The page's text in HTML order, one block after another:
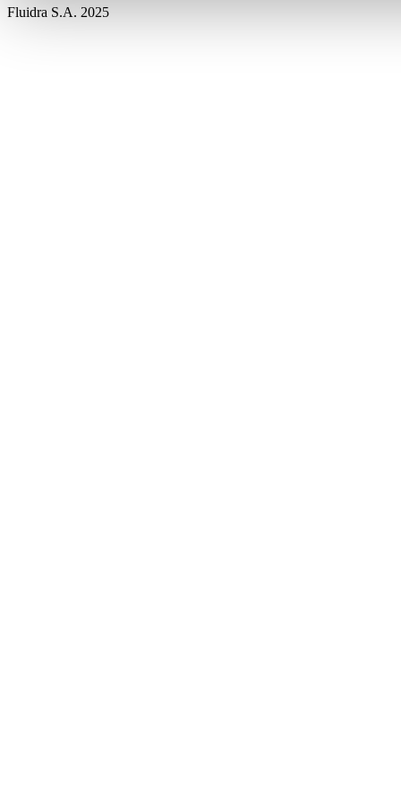
Fluidra S.A. 2025